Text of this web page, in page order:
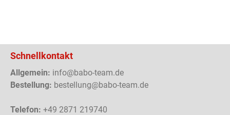
Schnellkontakt
Allgemein: info@babo-team.de
Bestellung: bestellung@babo-team.de
Telefon: +49 2871 219740